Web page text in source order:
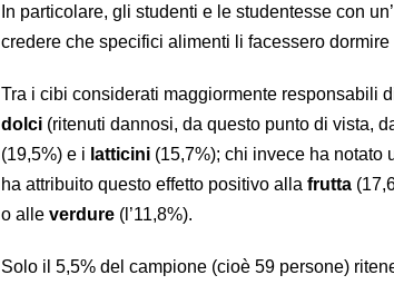
In particolare, gli studenti e le studentesse con un’
credere che specifici alimenti li facessero dormire
Tra i cibi considerati maggiormente responsabili
dolci (ritenuti dannosi, da questo punto di vista,
(19,5%) e i latticini (15,7%); chi invece ha notato
ha attribuito questo effetto positivo alla frutta
o alle verdure (l’11,8%).
Solo il 5,5% del campione (cioè 59 persone)